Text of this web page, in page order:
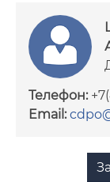
Телефон:
Email: